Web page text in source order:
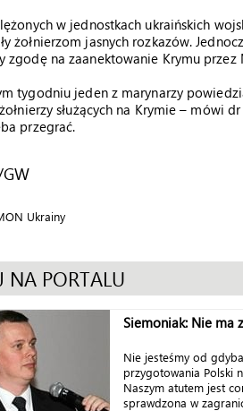
w jednostkach ukraińskich
żołnierzom jasnych rozkazów.
zgodę na zaanektowanie Krymu przez
tygodniu jeden z marynarzy
służących na Krymie – mówi
przegrać.
Ukrainy
NA PORTALU
Siemoniak: Nie ma
Nie jesteśmy od
przygotowania Polski
Naszym atutem jest
sprawdzona w